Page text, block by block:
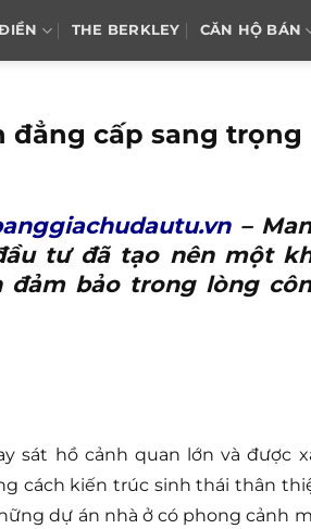
THE BERKLEY CĂN HỘ BÁN
đẳng cấp sang trọng
–
tư đã tạo nên một
đảm bảo trong lòng
sát hồ cảnh quan lớn và được
cách kiến trúc sinh thái thân
dự án nhà ở có phong cảnh